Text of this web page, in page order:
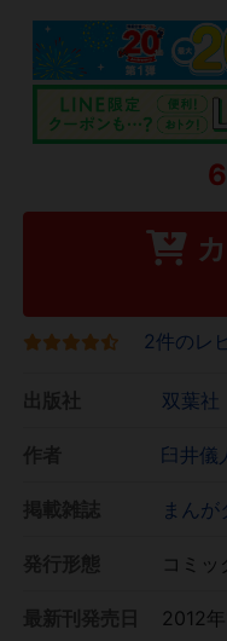
2件のレ
双葉社
臼井儀
まんが
コミッ
2012